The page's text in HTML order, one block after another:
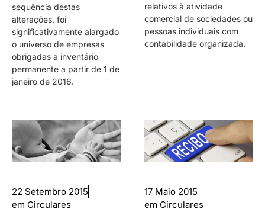
sequência destas
alterações, foi
significativamente alargado
o universo de empresas
obrigadas a inventário
permanente a partir de 1 de
janeiro de 2016.
relativos à atividade
comercial de sociedades ou
pessoas individuais com
contabilidade organizada.
22 Setembro 2015
em Circulares
17 Maio 2015
em Circulares